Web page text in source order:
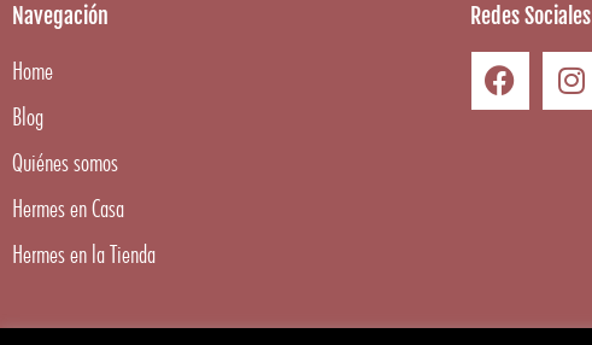
Navegación
Home
Blog
Quiénes somos
Hermes en Casa
Hermes en la Tienda
Redes Sociales